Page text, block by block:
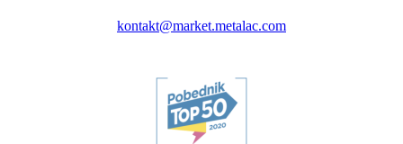
kontakt@market.metalac.com